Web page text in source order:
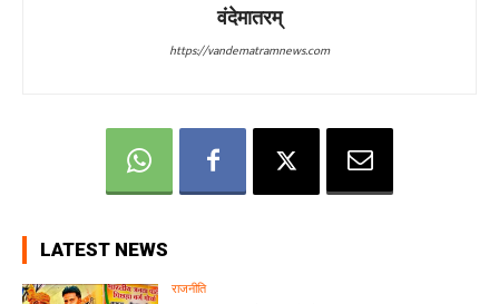
वंदेमातरम्
https://vandematramnews.com
LATEST NEWS
राजनीति